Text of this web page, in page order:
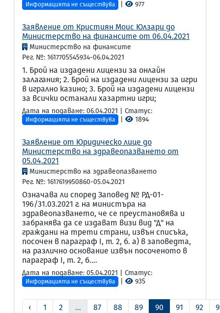
Информацията не съществува 977
Заявление от Кристиян Моис Юлзари до
Министерство на финансите от 06.04.2021
Министерство на финансите
Рег. №: 1617705545934-06.04.2021
1. Брой на издадени лицензи за онлайн
залагания; 2. Брой на издадени лицензи за игри
в игрално казино; 3. Брой на издадени лицензи
за всички останали хазартни игри;
Дата на подаване: 06.04.2021 | Статус:
Информацията не съществува 1894
Заявление от Юридическо лице до
Министерство на здравеопазването от
05.04.2021
Министерство на здравеопазването
Рег. №: 1617619950860-05.04.2021
Означава ли според Заповед № РД-01-
196/31.03.2021 г. на министъра на
здравеопазването, че се преустановява и
забранява да се издават визи вид "Д" на
граждани на трети страни, извън списъка,
посочен в параграф I, т. 2, б. а) в заповедта,
на различно основание извън посоченото в
параграф I, т. 2, б....
Дата на подаване: 05.04.2021 | Статус:
Информацията не съществува 935
‹ 1 2 ... 87 88 89 90 91 92